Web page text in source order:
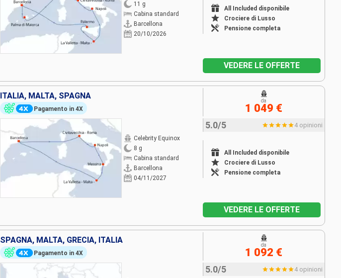
11 g
Cabina standard
Barcellona
20/10/2026
All Included disponibile
Crociere di Lusso
Pensione completa
VEDERE LE OFFERTE
ITALIA, MALTA, SPAGNA
Pagamento in 4X
Celebrity Equinox
8 g
Cabina standard
Barcellona
04/11/2027
5.0/5 4 opinioni
All Included disponibile
Crociere di Lusso
Pensione completa
da
1 049 €
VEDERE LE OFFERTE
SPAGNA, MALTA, GRECIA, ITALIA
Pagamento in 4X
5.0/5 4 opinioni
da
1 092 €